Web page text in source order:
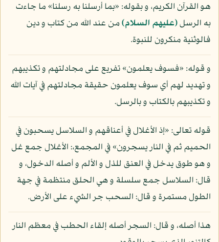
هو القرآن الكريم، و بقوله: «بما أرسلنا به رسلنا» ما جاءت
به الرسل(عليهم السلام)من عند الله من كتاب و دين
فالوثنية منكرون للنبوة.
و قوله: «فسوف يعلمون» تفريع على مجادلتهم و تكذيبهم
و تهديد لهم أي سوف يعلمون حقيقة مجادلتهم في آيات الله
و تكذيبهم بالكتاب و بالرسل.
قوله تعالى: «إذ الأغلال في أعناقهم و السلاسل يسحبون في
الحميم ثم في النار يسجرون» في المجمع،: الأغلال جمع غل
و هو طوق يدخل في العنق للذل و الألم و أصله الدخول، و
قال: السلاسل جمع سلسلة و هي الحلق منتظمة في جهة
الطول مستمرة و قال: السحب جر الشيء على الأرض.
هذا أصله، و قال: السجر أصله إلقاء الحطب في معظم النار